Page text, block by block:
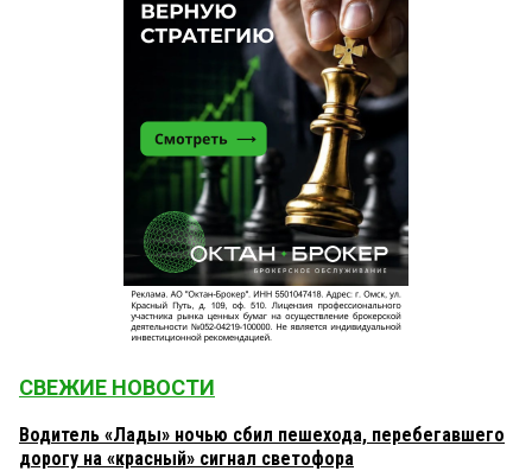
СВЕЖИЕ НОВОСТИ
Водитель «Лады» ночью сбил пешехода, перебегавшего
дорогу на «красный» сигнал светофора